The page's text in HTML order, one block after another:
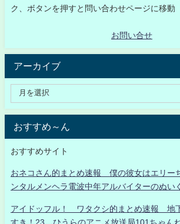
ク、ボタンを押すと問い合わせページに移動
お問い合せ
アーカイブ
おすすめ～ん
おすすめサイト
おネコさん的まとめ速報 僕の彼女はエリー
ンタルメンヘラ電波中年アルバイターのぬい
アイドッフル！ ワタクシ的まとめ速報 地
すき！23 ひうらのアニメ放送局101ちゃん